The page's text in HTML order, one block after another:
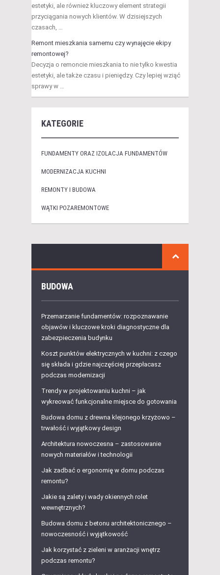
estetyki, ale również kluczowy element strategii
przyciągania nowych klientów. W dzisiejszych
czasach, …
Remont mieszkania samemu czy wynajęcie ekipy
remontowej?
Decyzja o remoncie mieszkania to nie tylko kwestia
estetyki, ale także czasu i pieniędzy. Czy lepiej wziąć
sprawy w …
KATEGORIE
FUNDAMENTY ORAZ IZOLACJA FUNDAMENTÓW
MODERNIZACJA KUCHNI
REMONTY I BUDOWA
WĄTKI POZAREMONTOWE
BUDOWA
Przemarzanie fundamentów: rozpoznawanie
objawów i kluczowe kroki diagnostyczne dla
zabezpieczenia budynku
Koszt punktów elektrycznych w kuchni: z czego
się składa i gdzie najczęściej przepłacasz
podczas modernizacji
Trendy w projektowaniu kuchni – jak
wykreować funkcjonalne miejsce do gotowania
Budowa domu z drewna klejonego krzyżowo –
trwałość i wyjątkowy design
Architektura nowoczesna – zastosowanie
nowych materiałów i technologii
Jak zadbać o ergonomię w domu podczas
remontu?
Jakie są zalety i wady okiennych rolet
wewnętrznych?
Budowa domu z betonu architektonicznego –
nowoczesność i wyjątkowość
Jak korzystać z zieleni w aranżacji wnętrz
podczas remontu?